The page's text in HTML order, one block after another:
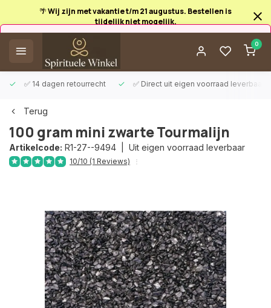
🌴 Wij zijn met vakantie t/m 21 augustus. Bestellen is
tijdelijk niet mogelijk.
0
✅ 14 dagen retourrecht ✅ Direct uit eigen voorraad leverbaar
Afrekenen is uitgeschakeld.
Terug
100 gram mini zwarte Tourmalijn
Artikelcode: R1-27--9494 | Uit eigen voorraad leverbaar
10/10 (1 Reviews)